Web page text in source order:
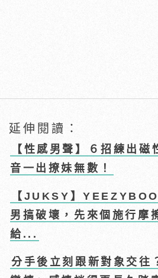
延伸閱讀：
【性感男聲】６招練出磁
音一出撩妹無數！
【JUKSY】
男搞破壞，先來個施行摩
給...
分手後立刻跟新對象交往